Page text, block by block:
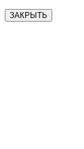
ЗАКРЫТЬ